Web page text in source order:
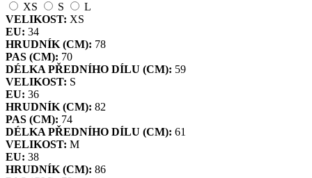
XS
S
L
VELIKOST: XS
EU: 34
HRUDNÍK (CM): 78
PAS (CM): 70
DÉLKA PŘEDNÍHO DÍLU (CM): 59
VELIKOST: S
EU: 36
HRUDNÍK (CM): 82
PAS (CM): 74
DÉLKA PŘEDNÍHO DÍLU (CM): 61
VELIKOST: M
EU: 38
HRUDNÍK (CM): 86